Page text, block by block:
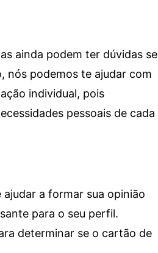
ainda podem ter dúvidas se
nós podemos te ajudar com
individual, pois
pessoais de cada
a formar sua opinião
para o seu perfil.
determinar se o cartão de